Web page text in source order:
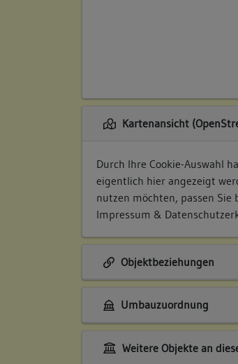
Kartenansicht
Durch Ihre Cookie-Auswahl
eigentlich hier angezeigt
nutzen möchten, passen
Impressum &
Objektbeziehungen
Umbauzuordnung
Weitere Objekte an